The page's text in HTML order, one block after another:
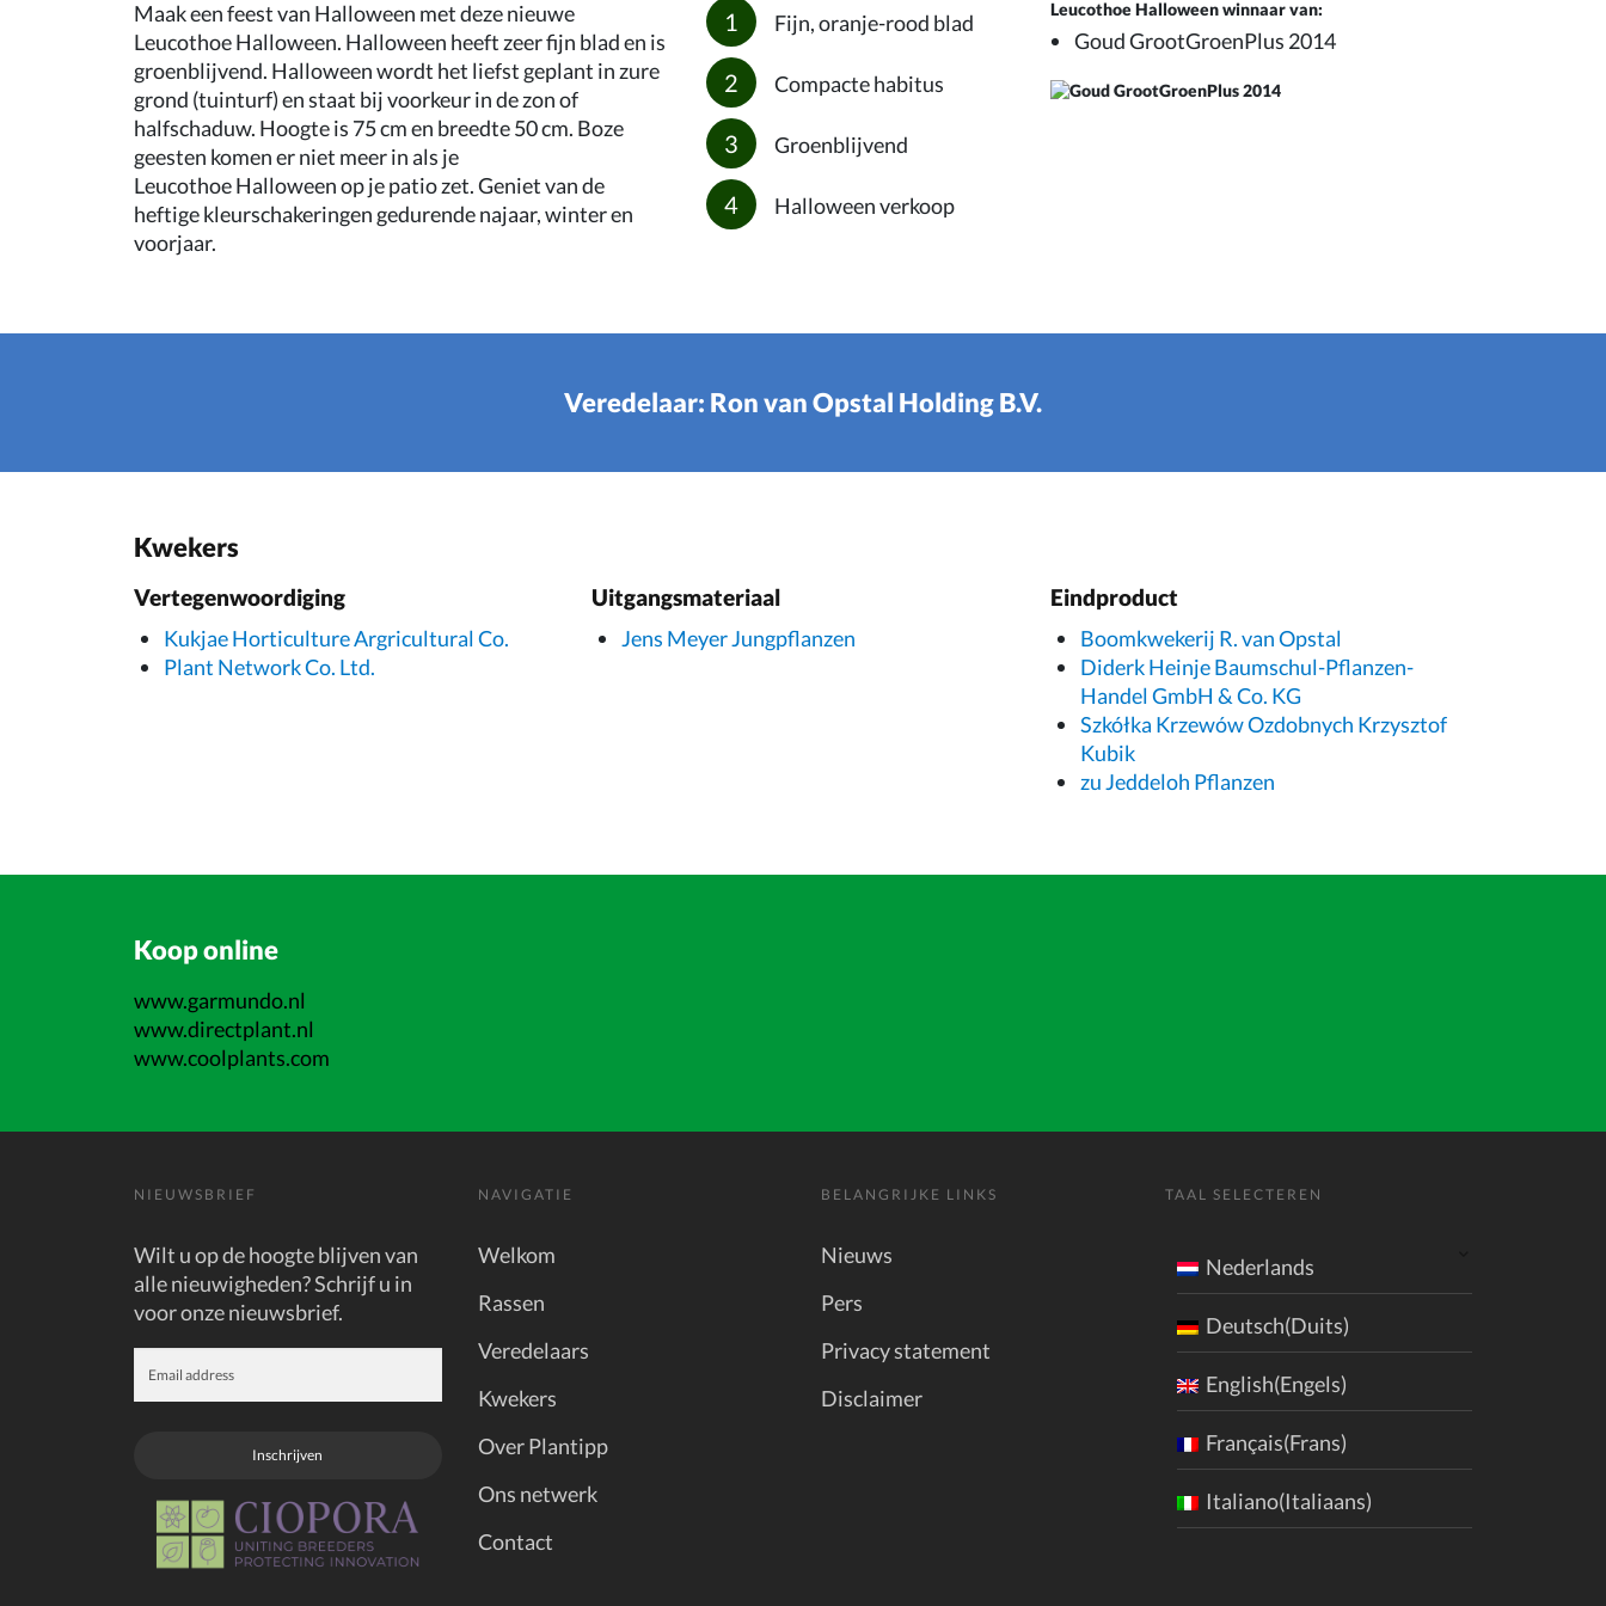
Maak een feest van Halloween met deze nieuwe
Leucothoe Halloween. Halloween heeft zeer fijn blad en is
groenblijvend. Halloween wordt het liefst geplant in zure
grond (tuinturf) en staat bij voorkeur in de zon of
halfschaduw. Hoogte is 75 cm en breedte 50 cm. Boze
geesten komen er niet meer in als je
Leucothoe Halloween op je patio zet. Geniet van de
heftige kleurschakeringen gedurende najaar, winter en
voorjaar.
Fijn, oranje-rood blad
Compacte habitus
Groenblijvend
Halloween verkoop
Leucothoe Halloween winnaar van:
Goud GrootGroenPlus 2014
Veredelaar: Ron van Opstal Holding B.V.
Kwekers
Vertegenwoordiging
Kukjae Horticulture Argricultural Co.
Plant Network Co. Ltd.
Uitgangsmateriaal
Jens Meyer Jungpflanzen
Eindproduct
Boomkwekerij R. van Opstal
Diderk Heinje Baumschul-Pflanzen-
Handel GmbH & Co. KG
Szkółka Krzewów Ozdobnych Krzysztof
Kubik
zu Jeddeloh Pflanzen
Koop online
www.garmundo.nl
www.directplant.nl
www.coolplants.com
NIEUWSBRIEF
Wilt u op de hoogte blijven van
alle nieuwigheden? Schrijf u in
voor onze nieuwsbrief.
Inschrijven
NAVIGATIE
Welkom
Rassen
Veredelaars
Kwekers
Over Plantipp
Ons netwerk
Contact
BELANGRIJKE LINKS
Nieuws
Pers
Privacy statement
Disclaimer
TAAL SELECTEREN
Nederlands
Deutsch(Duits)
English(Engels)
Français(Frans)
Italiano(Italiaans)